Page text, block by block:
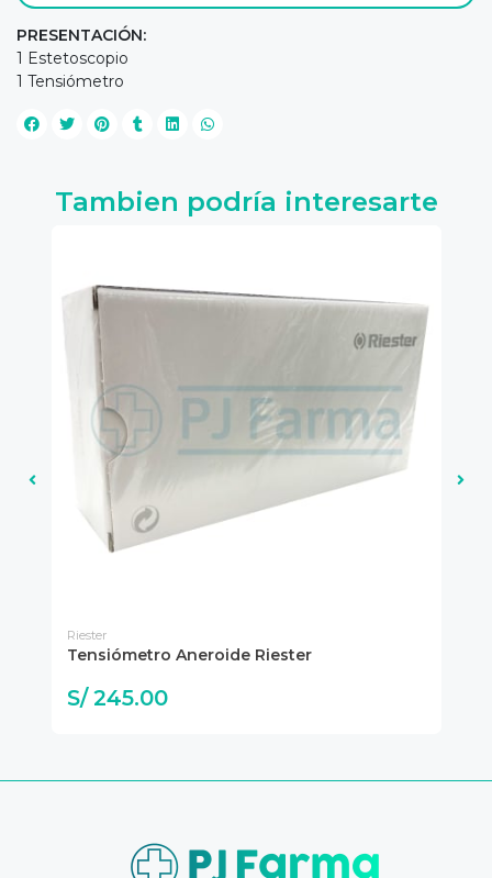
PRESENTACIÓN:
1 Estetoscopio
1 Tensiómetro
Tambien podría interesarte
Riester
Tensiómetro Aneroide Riester
S/ 245.00